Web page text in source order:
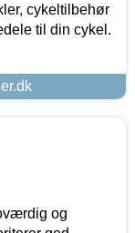
cykeltilbehør
til din cykel.
og